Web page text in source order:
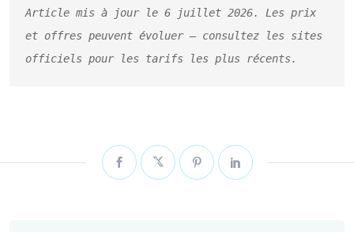
Article mis à jour le 6 juillet 2026. Les prix
et offres peuvent évoluer — consultez les sites
officiels pour les tarifs les plus récents.